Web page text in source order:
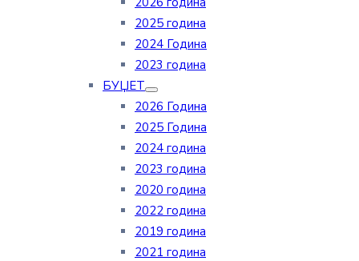
2025 година
2024 Година
2023 година
БУЏЕТ
2026 Година
2025 Година
2024 година
2023 година
2020 година
2022 година
2019 година
2021 година